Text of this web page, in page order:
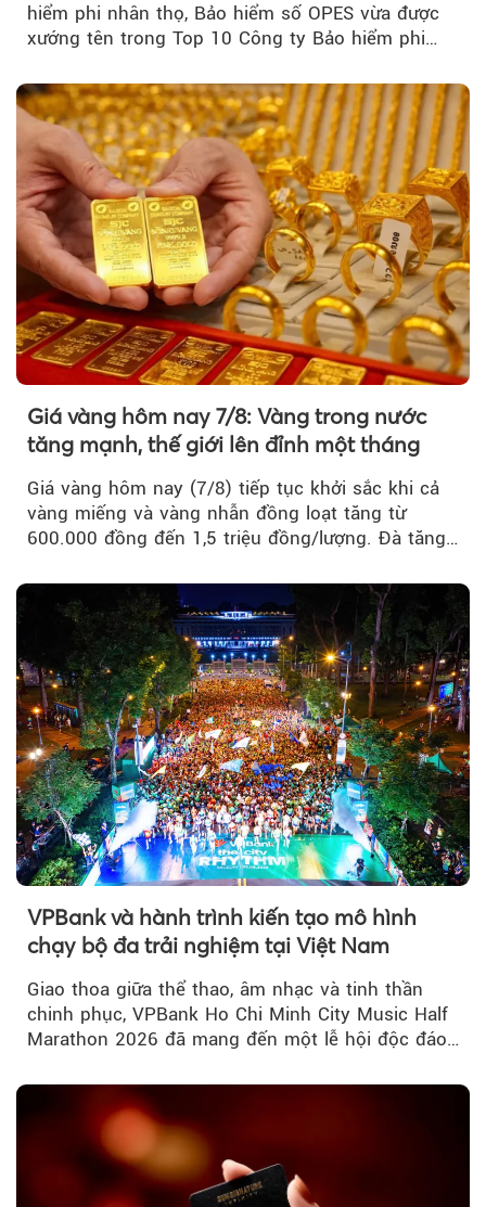
hiểm phi nhân thọ, Bảo hiểm số OPES vừa được
xướng tên trong Top 10 Công ty Bảo hiểm phi
Giá vàng hôm nay 7/8: Vàng trong nước
tăng mạnh, thế giới lên đỉnh một tháng
Giá vàng hôm nay (7/8) tiếp tục khởi sắc khi cả
vàng miếng và vàng nhẫn đồng loạt tăng từ
600.000 đồng đến 1,5 triệu đồng/lượng. Đà tăng
vàng thế giới bứt phá lên mức cao nhất trong
một tháng.
VPBank và hành trình kiến tạo mô hình
chạy bộ đa trải nghiệm tại Việt Nam
Giao thoa giữa thể thao, âm nhạc và tinh thần
chinh phục, VPBank Ho Chi Minh City Music Half
Marathon 2026 đã mang đến một lễ hội độc đáo